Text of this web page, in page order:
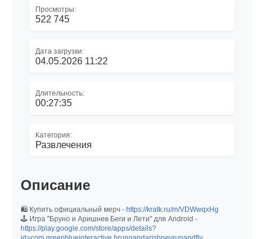
Просмотры:
522 745
Дата загрузки:
04.05.2026 11:22
Длительность:
00:27:35
Категория:
Развлечения
Описание
🛍️ Купить официальный мерч - https://kratk.ru/m/VDWwqxHg
🕹 Игра "Бруно и Аришнев Беги и Лети" для Android -
https://play.google.com/store/apps/details?